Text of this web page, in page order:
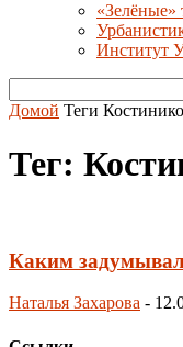
«Зелёные»
Институт
Домой Теги
Тег:
Каким
Наталья Захарова -